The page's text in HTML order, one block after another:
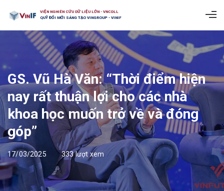
VIỆN NGHIÊN CỨU DỮ LIỆU LỚN - VNCDLL
QUỸ ĐỔI MỚI SÁNG TẠO VINGROUP - VINIF
GS. Vũ Hà Văn: “Thời điểm hiện
nay rất thuận lợi cho các nhà
khoa học muốn trở về và đóng
góp”
17/03/2025 333 lượt xem